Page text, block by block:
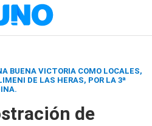
BUENA VICTORIA COMO LOCALES,
DE LAS HERAS, POR LA 3ª
de